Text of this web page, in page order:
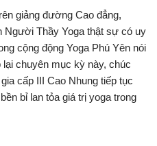
giảng đường Cao đẳng,
Người Thầy Yoga thật sự có uy
cộng động Yoga Phú Yên nói
chuyên mục kỳ này, chúc
cấp III Cao Nhung tiếp tục
bỉ lan tỏa giá trị yoga trong